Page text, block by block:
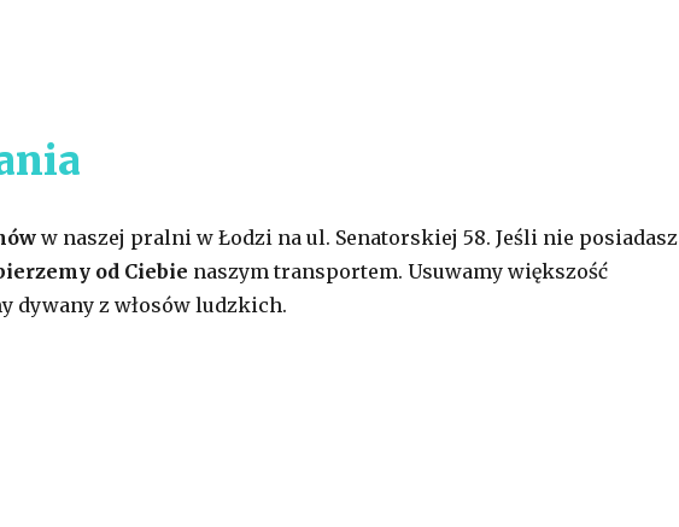
w naszej pralni w Łodzi na ul. Senatorskiej 58. Jeśli nie posiadasz
od Ciebie naszym transportem. Usuwamy większość
dywany z włosów ludzkich.